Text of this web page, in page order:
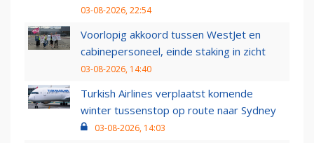
03-08-2026, 22:54
Voorlopig akkoord tussen WestJet en
cabinepersoneel, einde staking in zicht
03-08-2026, 14:40
Turkish Airlines verplaatst komende
winter tussenstop op route naar Sydney
03-08-2026, 14:03